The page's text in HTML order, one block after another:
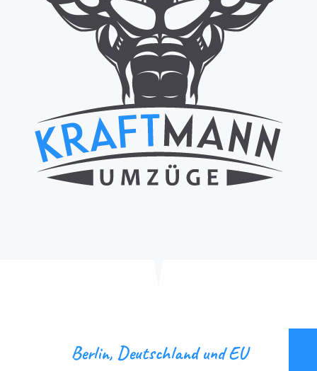
Berlin, Deutschland und EU